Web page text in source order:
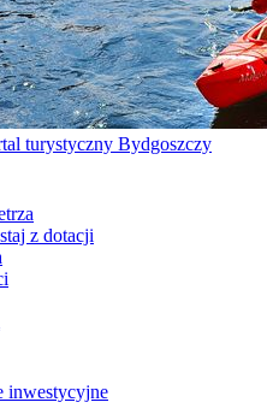
turystyczny Bydgoszczy
z dotacji
inwestycyjne